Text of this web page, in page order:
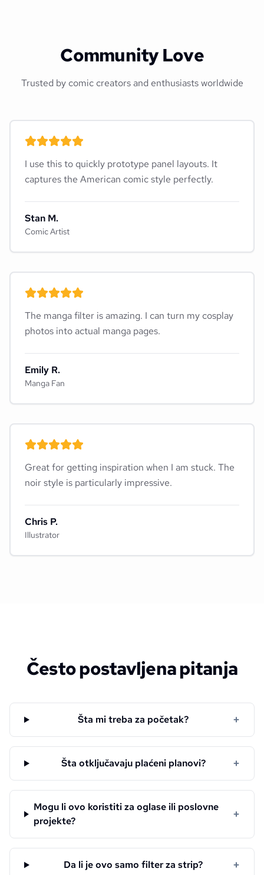
Community Love
Trusted by comic creators and enthusiasts worldwide
I use this to quickly prototype panel layouts. It
captures the American comic style perfectly.
Stan M.
Comic Artist
The manga filter is amazing. I can turn my cosplay
photos into actual manga pages.
Emily R.
Manga Fan
Great for getting inspiration when I am stuck. The
noir style is particularly impressive.
Chris P.
Illustrator
Često postavljena pitanja
Šta mi treba za početak? +
Šta otključavaju plaćeni planovi? +
Mogu li ovo koristiti za oglase ili poslovne
projekte?
+
Da li je ovo samo filter za strip? +